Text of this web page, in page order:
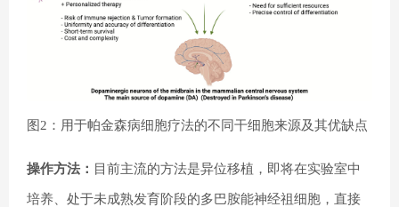
图2：用于帕金森病细胞疗法的不同干细胞来源及其优缺点
操作方法： 目前主流的方法是异位移植，即将在实验室中
培养、处于未成熟发育阶段的多巴胺能神经祖细胞，直接